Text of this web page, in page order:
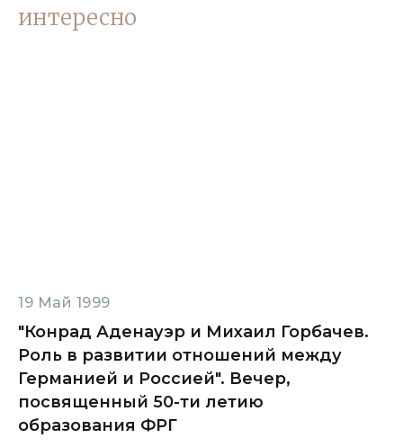
интересно
19 Май 1999
"Конрад Аденауэр и Михаил Горбачев.
Роль в развитии отношений между
Германией и Россией". Вечер,
посвященный 50-ти летию
образования ФРГ